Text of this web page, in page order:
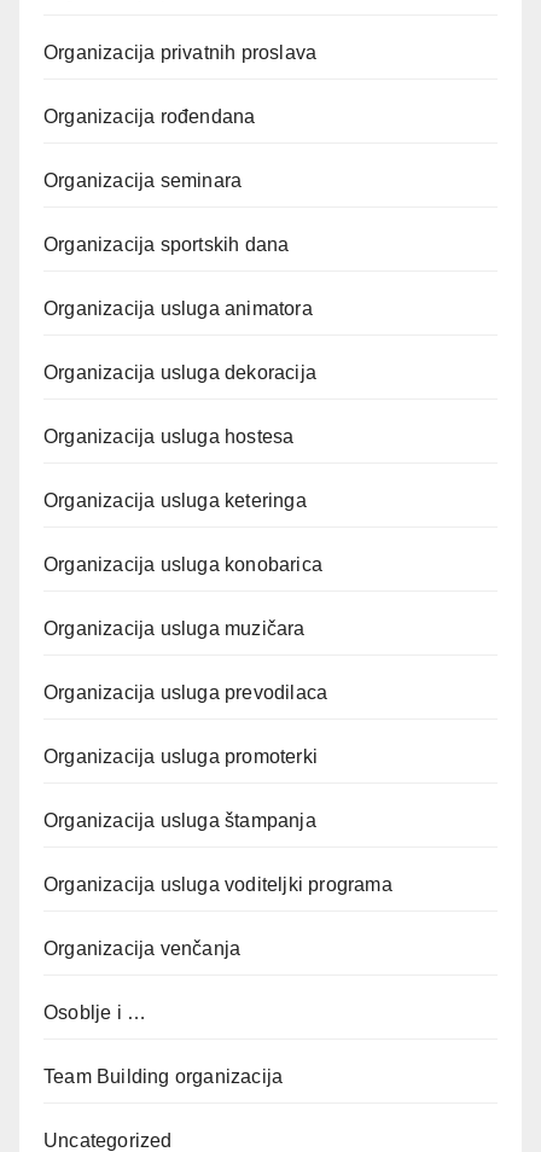
Organizacija privatnih proslava
Organizacija rođendana
Organizacija seminara
Organizacija sportskih dana
Organizacija usluga animatora
Organizacija usluga dekoracija
Organizacija usluga hostesa
Organizacija usluga keteringa
Organizacija usluga konobarica
Organizacija usluga muzičara
Organizacija usluga prevodilaca
Organizacija usluga promoterki
Organizacija usluga štampanja
Organizacija usluga voditeljki programa
Organizacija venčanja
Osoblje i …
Team Building organizacija
Uncategorized